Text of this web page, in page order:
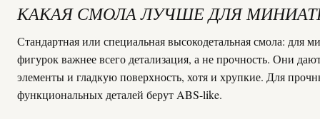
КАКАЯ СМОЛА ЛУЧШЕ ДЛЯ
Стандартная или специальная высокодетальная смола: для
фигурок важнее всего детализация, а не прочность. Они
элементы и гладкую поверхность, хотя и хрупкие. Для
функциональных деталей берут ABS-like.